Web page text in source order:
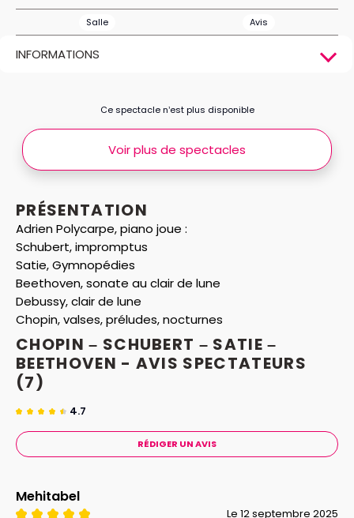
Salle Avis
INFORMATIONS
PRÉSENTATION
Adrien Polycarpe, piano joue :
Schubert, impromptus
Satie, Gymnopédies
Beethoven, sonate au clair de lune
Debussy, clair de lune
Chopin, valses, préludes, nocturnes
Ce spectacle n’est plus disponible
Voir plus de spectacles
CHOPIN – SCHUBERT – SATIE –
BEETHOVEN - AVIS SPECTATEURS
(7)
4.7
RÉDIGER UN AVIS
Mehitabel
Le 12 septembre 2025